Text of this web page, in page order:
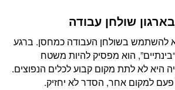
שולחן עבודה
להשתמש בשולחן העבודה כמחסן. ברגע
הוא מפסיק להיות משטח
היא לא לתת מקום קבוע לכלים הנפוצים.
פעם למקום אחר, הסדר לא יחזיק.